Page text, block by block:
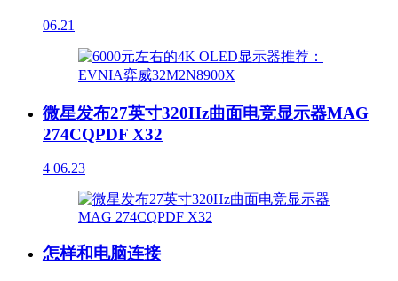
06.21
微星发布27英寸320Hz曲面电竞显示器MAG
274CQPDF X32
4 06.23
怎样和电脑连接